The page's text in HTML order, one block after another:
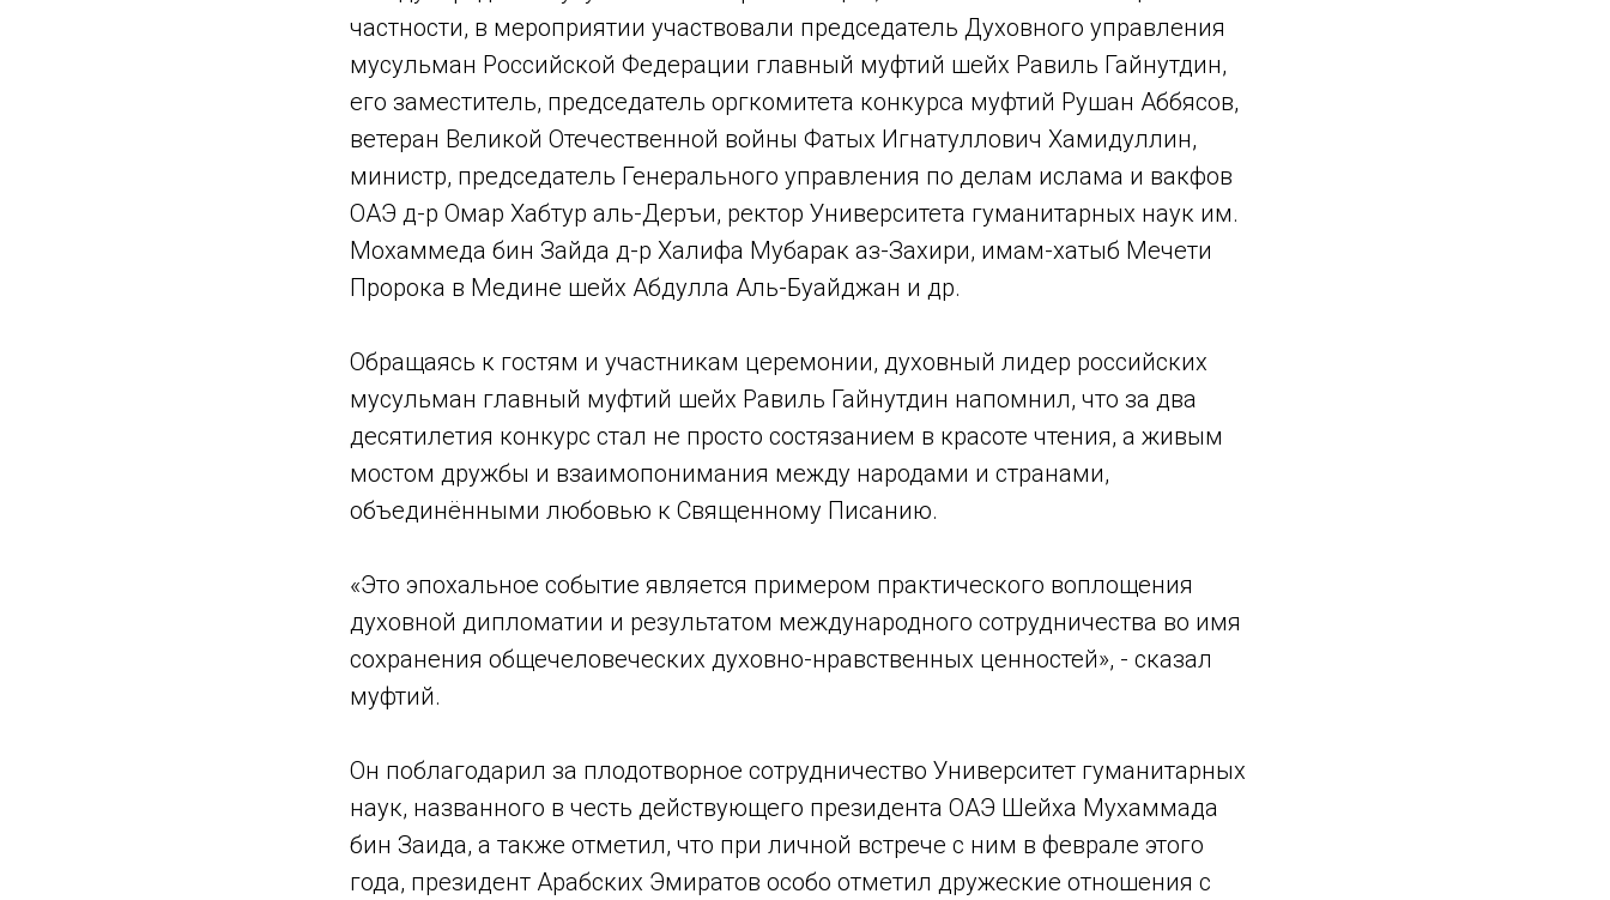
частности, в мероприятии участвовали председатель Духовного управления
мусульман Российской Федерации главный муфтий шейх Равиль Гайнутдин,
его заместитель, председатель оргкомитета конкурса муфтий Рушан Аббясов,
ветеран Великой Отечественной войны Фатых Игнатуллович Хамидуллин,
министр, председатель Генерального управления по делам ислама и вакфов
ОАЭ д-р Омар Хабтур аль-Деръи, ректор Университета гуманитарных наук им.
Мохаммеда бин Зайда д-р Халифа Мубарак аз-Захири, имам-хатыб Мечети
Пророка в Медине шейх Абдулла Аль-Буайджан и др.
Обращаясь к гостям и участникам церемонии, духовный лидер российских
мусульман главный муфтий шейх Равиль Гайнутдин напомнил, что за два
десятилетия конкурс стал не просто состязанием в красоте чтения, а живым
мостом дружбы и взаимопонимания между народами и странами,
объединёнными любовью к Священному Писанию.
«Это эпохальное событие является примером практического воплощения
духовной дипломатии и результатом международного сотрудничества во имя
сохранения общечеловеческих духовно-нравственных ценностей», - сказал
муфтий.
Он поблагодарил за плодотворное сотрудничество Университет гуманитарных
наук, названного в честь действующего президента ОАЭ Шейха Мухаммада
бин Заида, а также отметил, что при личной встрече с ним в феврале этого
года, президент Арабских Эмиратов особо отметил дружеские отношения с